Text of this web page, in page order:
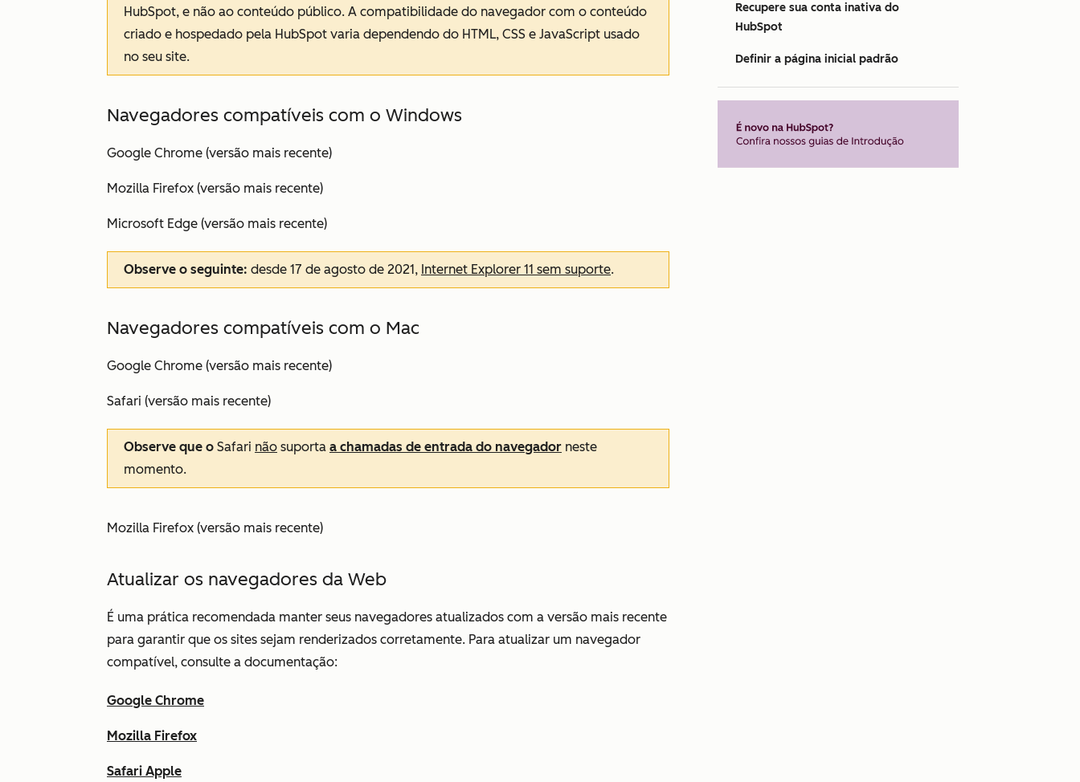
HubSpot, e não ao conteúdo público. A compatibilidade do navegador com o conteúdo
criado e hospedado pela HubSpot varia dependendo do HTML, CSS e JavaScript usado
no seu site.
Navegadores compatíveis com o Windows
Google Chrome (versão mais recente)
Mozilla Firefox (versão mais recente)
Microsoft Edge (versão mais recente)
Observe o seguinte: desde 17 de agosto de 2021, Internet Explorer 11 sem suporte.
Navegadores compatíveis com o Mac
Google Chrome (versão mais recente)
Safari (versão mais recente)
Observe que o Safari não suporta a chamadas de entrada do navegador neste
momento.
Mozilla Firefox (versão mais recente)
Atualizar os navegadores da Web
É uma prática recomendada manter seus navegadores atualizados com a versão mais recente
para garantir que os sites sejam renderizados corretamente. Para atualizar um navegador
compatível, consulte a documentação:
Google Chrome
Mozilla Firefox
Safari Apple
Recupere sua conta inativa do
HubSpot
Definir a página inicial padrão